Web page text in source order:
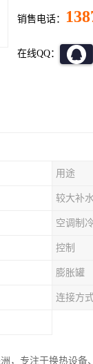
销售电话：
在线QQ：
用途
较大补
空调制
控制
膨胀罐
连接方
，专注于换热设备